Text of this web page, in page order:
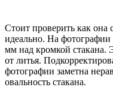
Стоит проверить как она
идеально. На фотографии
мм над кромкой стакана.
от литья.
фотографии заметна
овальность стакана.